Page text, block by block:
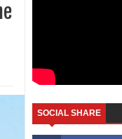
SOCIAL SHARE